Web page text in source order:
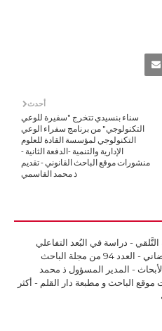
أحدث
سناء بنسيدي تتخرج "سفيرة للوعي
التكنولوجي" من برنامج سفراء الوعي
التكنولوجي لمؤسسة القادة للعلوم
الإدارية والتنمية -الدفعة الثانية -
منشورات موقع الباحث القانوني - تقديم
ذ محمد القاسمي
- دراسة في البُعد التفاعلي
للتدوينة . محسن رمضاني - العدد 94 من مجلة الباحث
- المدير المسؤول ذ محمد
الباحث و مطبعة دار القلم - أكثر